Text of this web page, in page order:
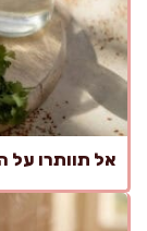
אל תוותרו על